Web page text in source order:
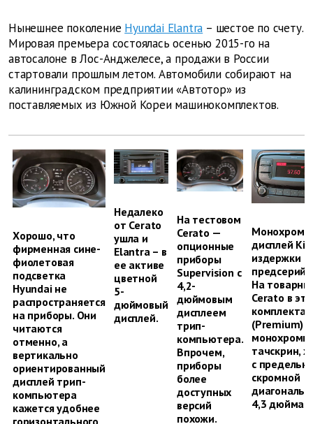
Нынешнее поколение Hyundai Elantra – шестое по счету.
Мировая премьера состоялась осенью 2015-го на
автосалоне в Лос-Анджелесе, а продажи в России
стартовали прошлым летом. Автомобили собирают на
калининградском предприятии «Автотор» из
поставляемых из Южной Кореи машинокомплектов.
Хорошо, что
фирменная сине-
фиолетовая
подсветка
Hyundai не
распространяется
на приборы. Они
читаются
отменно, а
вертикально
ориентированный
дисплей трип-
компьютера
кажется удобнее
Недалеко
от Cerato
ушла и
Elantra – в
ее активе
цветной
5-
дюймовый
дисплей.
На тестовом
Cerato —
опционные
приборы
Supervision с
4,2-
дюймовым
дисплеем
трип-
компьютера.
Впрочем,
приборы
более
доступных
версий
похожи.
дисплей
издержки
На
Cerato в
(Premium) –
тачскрин,
с
скромной
4,3 дюйма.